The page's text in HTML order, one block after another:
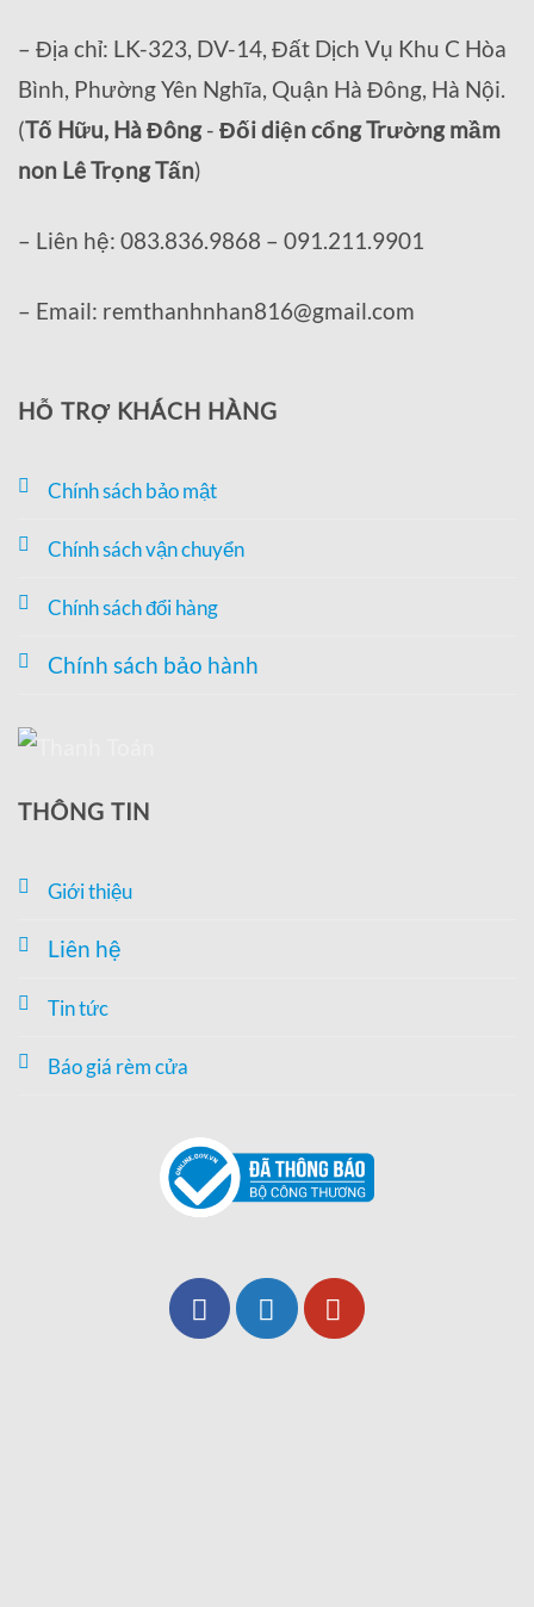
– Địa chỉ: LK-323, DV-14, Đất Dịch Vụ Khu C Hòa
Bình, Phường Yên Nghĩa, Quận Hà Đông, Hà Nội.
(Tố Hữu, Hà Đông- Đối diện cổng Trường mầm
non Lê Trọng Tấn)
– Liên hệ: 083.836.9868 – 091.211.9901
– Email: remthanhnhan816@gmail.com
HỖ TRỢ KHÁCH HÀNG
Chính sách bảo mật
Chính sách vận chuyển
Chính sách đổi hàng
Chính sách bảo hành
THÔNG TIN
Giới thiệu
Liên hệ
Tin tức
Báo giá rèm cửa